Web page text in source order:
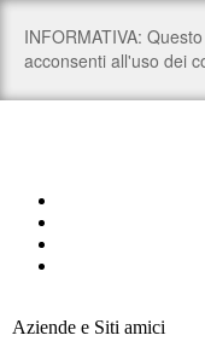
Aziende e Siti amici